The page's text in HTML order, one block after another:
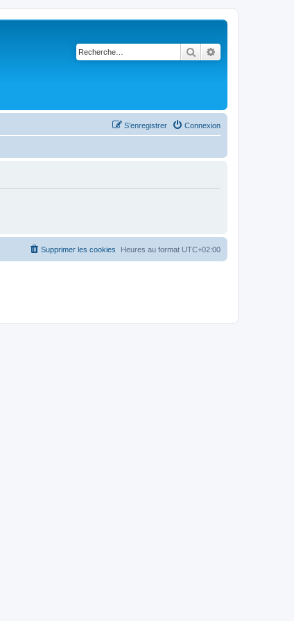
Rechercher
Connexion
S’enregistrer
Heures au format UTC+02:00
Supprimer les cookies